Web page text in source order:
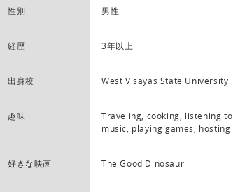
性別 男性
経歴 3年以上
出身校 West Visayas State University
趣味
Traveling, cooking, listening to
music, playing games, hosting
好きな映画 The Good Dinosaur